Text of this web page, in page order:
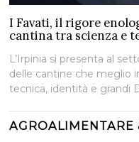
I Favati, il rigore
cantina tra scienza e
L’Irpinia si presenta al
delle cantine che meglio
tecnica, identità e grandi
AGROALIMENTARE